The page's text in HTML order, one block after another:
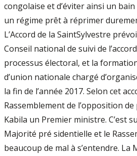
congolaise et d’éviter ainsi un
un régime prêt à réprimer
L’Accord de la Saint­Sylvestre
Conseil national de suivi de
processus électoral, et la
d’union natio­nale chargé
la fin de l’année 2017. Selon cet
Rassemblement de l’opposition
Kabila un Premier mi­nistre. C’est
Majorité pré­ sidentielle et le
beaucoup de mal à s’entendre. La